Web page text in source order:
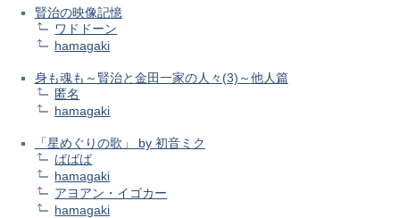
賢治の映像記憶
ワドドーン
hamagaki
身も魂も～賢治と金田一家の人々(3)～他人篇
匿名
hamagaki
「星めぐりの歌」 by 初音ミク
ばばば
hamagaki
アヨアン・イゴカー
hamagaki